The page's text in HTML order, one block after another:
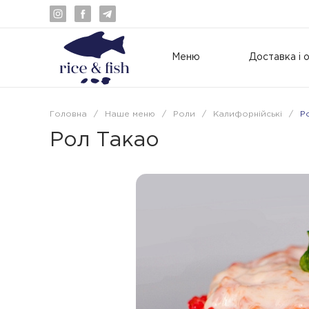
Меню Доставка і
Головна / Наше меню / Роли / Калифорнійські /
Рол Такао